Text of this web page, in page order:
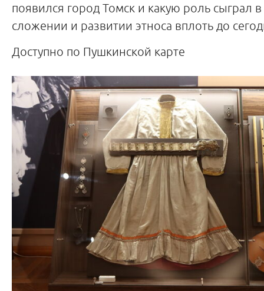
появился город Томск и какую роль сыграл
сложении и развитии этноса вплоть до
Доступно по Пушкинской карте